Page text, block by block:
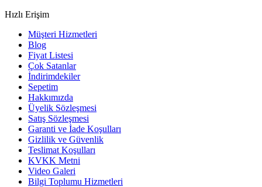
Hızlı Erişim
Müşteri Hizmetleri
Blog
Fiyat Listesi
Çok Satanlar
İndirimdekiler
Sepetim
Hakkımızda
Üyelik Sözleşmesi
Satış Sözleşmesi
Garanti ve İade Koşulları
Gizlilik ve Güvenlik
Teslimat Koşulları
KVKK Metni
Video Galeri
Bilgi Toplumu Hizmetleri